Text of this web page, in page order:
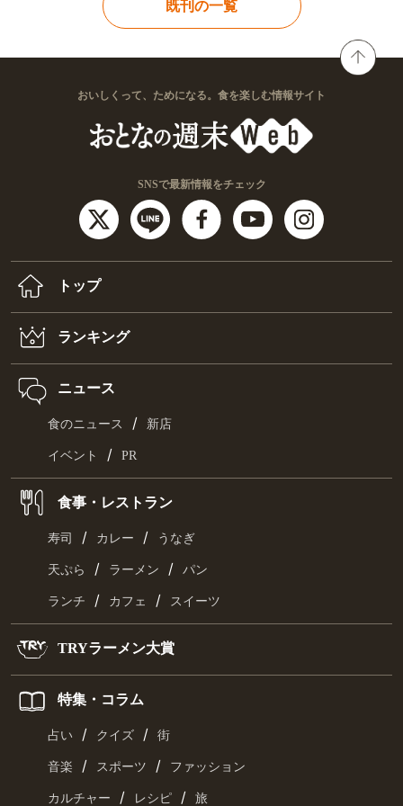
既刊の一覧
おいしくって、ためになる。食を楽しむ情報サイト
SNSで最新情報をチェック
トップ
ランキング
ニュース
食のニュース / 新店
イベント / PR
食事・レストラン
寿司 / カレー / うなぎ
天ぷら / ラーメン / パン
ランチ / カフェ / スイーツ
TRYラーメン大賞
特集・コラム
占い / クイズ / 街
音楽 / スポーツ / ファッション
カルチャー / レシピ / 旅